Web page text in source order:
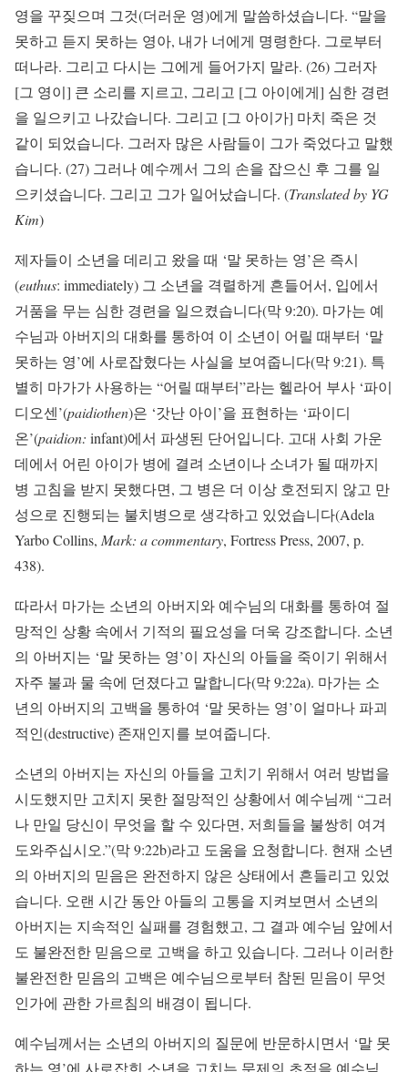
영을 꾸짖으며 그것(더러운 영)에게 말씀하셨습니다. “말을
못하고 듣지 못하는 영아, 내가 너에게 명령한다. 그로부터
떠나라. 그리고 다시는 그에게 들어가지 말라. (26) 그러자
[그 영이] 큰 소리를 지르고, 그리고 [그 아이에게] 심한 경련
을 일으키고 나갔습니다. 그리고 [그 아이가] 마치 죽은 것
같이 되었습니다. 그러자 많은 사람들이 그가 죽었다고 말했
습니다. (27) 그러나 예수께서 그의 손을 잡으신 후 그를 일
으키셨습니다. 그리고 그가 일어났습니다. (Translated by YG
Kim)
제자들이 소년을 데리고 왔을 때 ‘말 못하는 영’은 즉시
(euthus: immediately) 그 소년을 격렬하게 흔들어서, 입에서
거품을 무는 심한 경련을 일으켰습니다(막 9:20). 마가는 예
수님과 아버지의 대화를 통하여 이 소년이 어릴 때부터 ‘말
못하는 영’에 사로잡혔다는 사실을 보여줍니다(막 9:21). 특
별히 마가가 사용하는 “어릴 때부터”라는 헬라어 부사 ‘파이
디오센’(paidiothen)은 ‘갓난 아이’을 표현하는 ‘파이디
온’(paidion: infant)에서 파생된 단어입니다. 고대 사회 가운
데에서 어린 아이가 병에 결려 소년이나 소녀가 될 때까지
병 고침을 받지 못했다면, 그 병은 더 이상 호전되지 않고 만
성으로 진행되는 불치병으로 생각하고 있었습니다(Adela
Yarbo Collins, Mark: a commentary, Fortress Press, 2007, p.
438).
따라서 마가는 소년의 아버지와 예수님의 대화를 통하여 절
망적인 상황 속에서 기적의 필요성을 더욱 강조합니다. 소년
의 아버지는 ‘말 못하는 영’이 자신의 아들을 죽이기 위해서
자주 불과 물 속에 던졌다고 말합니다(막 9:22a). 마가는 소
년의 아버지의 고백을 통하여 ‘말 못하는 영’이 얼마나 파괴
적인(destructive) 존재인지를 보여줍니다.
소년의 아버지는 자신의 아들을 고치기 위해서 여러 방법을
시도했지만 고치지 못한 절망적인 상황에서 예수님께 “그러
나 만일 당신이 무엇을 할 수 있다면, 저희들을 불쌍히 여겨
도와주십시오.”(막 9:22b)라고 도움을 요청합니다. 현재 소년
의 아버지의 믿음은 완전하지 않은 상태에서 흔들리고 있었
습니다. 오랜 시간 동안 아들의 고통을 지켜보면서 소년의
아버지는 지속적인 실패를 경험했고, 그 결과 예수님 앞에서
도 불완전한 믿음으로 고백을 하고 있습니다. 그러나 이러한
불완전한 믿음의 고백은 예수님으로부터 참된 믿음이 무엇
인가에 관한 가르침의 배경이 됩니다.
예수님께서는 소년의 아버지의 질문에 반문하시면서 ‘말 못
하는 영’에 사로잡힌 소년을 고치는 문제의 초점을 예수님